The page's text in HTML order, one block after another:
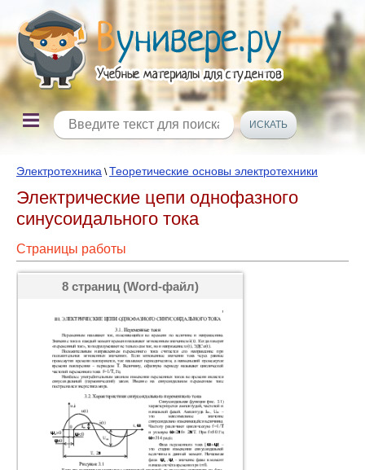
Электротехника \Теоретические основы электротехники
Электрические цепи однофазного
синусоидального тока
Страницы работы
8 страниц (Word-файл)